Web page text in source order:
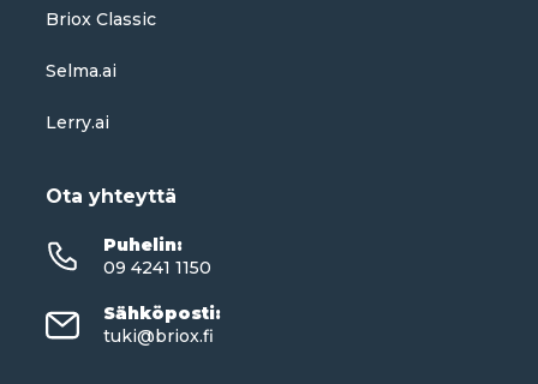
Briox Classic
Selma.ai
Lerry.ai
Ota yhteyttä
Puhelin:
09 4241 1150
Sähköposti:
tuki@briox.fi